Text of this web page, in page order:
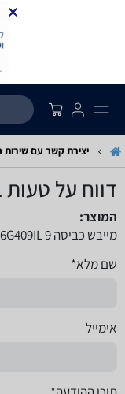
יצירת קשר עם שירות
דווח על
המוצר:
מייבש כביסה Siemens WT46G409IL 9 ק"ג
שם מלא*
אימייל